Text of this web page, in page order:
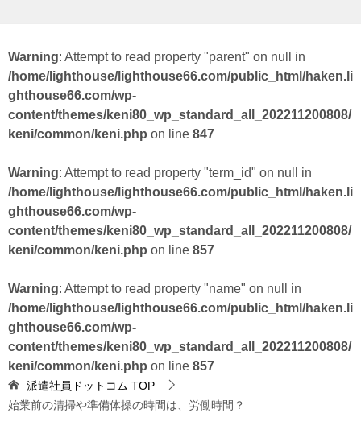
Warning: Attempt to read property "parent" on null in
/home/lighthouse/lighthouse66.com/public_html/haken.li
ghthouse66.com/wp-
content/themes/keni80_wp_standard_all_202211200808/
keni/common/keni.php on line 847
Warning: Attempt to read property "term_id" on null in
/home/lighthouse/lighthouse66.com/public_html/haken.li
ghthouse66.com/wp-
content/themes/keni80_wp_standard_all_202211200808/
keni/common/keni.php on line 857
Warning: Attempt to read property "name" on null in
/home/lighthouse/lighthouse66.com/public_html/haken.li
ghthouse66.com/wp-
content/themes/keni80_wp_standard_all_202211200808/
keni/common/keni.php on line 857
派遣社員ドットコム TOP
始業前の清掃や準備体操の時間は、労働時間？